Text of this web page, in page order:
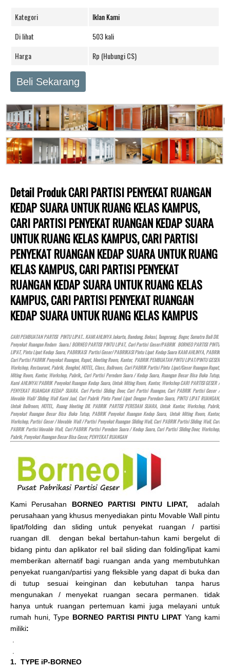
Kategori
Iklan Kami
Di lihat
503 kali
Harga
Rp (Hubungi CS)
Beli Sekarang
Detail Produk CARI PARTISI PENYEKAT RUANGAN
KEDAP SUARA UNTUK RUANG KELAS KAMPUS,
CARI PARTISI PENYEKAT RUANGAN KEDAP SUARA
UNTUK RUANG KELAS KAMPUS, CARI PARTISI
PENYEKAT RUANGAN KEDAP SUARA UNTUK RUANG
KELAS KAMPUS, CARI PARTISI PENYEKAT
RUANGAN KEDAP SUARA UNTUK RUANG KELAS
KAMPUS, CARI PARTISI PENYEKAT RUANGAN
KEDAP SUARA UNTUK RUANG KELAS KAMPUS
CARI PEMBUATAN PARTISI PINTU LIPAT.. KAMI AHLINYA Jakarta, Bandung, Bekasi, Tangerang, Bogor, Sumatra Bali Dll.
Penyekat Ruangan Redam Suara.! BORNEO PARTISI PINTU LIPAT, Cari Partisi Geser/PABRIK BORNEO PARTISI PINTU
LIPAT, Pintu Lipat Kedap Suara, PABRIKASI Partisi Geser/ PABRIKASI Pintu Lipat Kedap Suara KAMI AHLINYA, PABRIK
Cari Partisi PABRIK Penyekat Ruangan, Rapat, Meeting Room, Kantor, PABRIK PEMBUATAN PINTU LIPAT/PINTU GESER
Workshop, Restaurant, Pabrik, Bengkel,HOTEL, Class, Ballroom, Cari PABRIK Partisi Pintu Lipat/Geser Ruangan Rapat,
Miting Room, Kantor, Workshop, Pabrik,, Cari Partisi Peredam Suara / Kedap Suara, Ruangan Besar Bisa Buka Tutup,
Kami AHLINYA! PABRIK Penyekat Ruangan Kedap Suara, Untuk Miting Room, Kantor, Workshop CARI PARTISI GESER /
PENYEKAT RUANGAN KEDAP SUARA. Cari Partisi Sliding Door, Cari Partisi Ruangan, Cari PABRIK Partisi Geser /
Movable Wall/ Sliding Wall Kami Jual, Cari Pabrik Pintu Panel Lipat Dengan Peredam Suara, PINTU LIPAT RUANGAN,
Untuk Ballroom,HOTEL, Ruang Meeting Dll. PABRIK PARTISI PEREDAM SUARA, Untuk Kantor, Workshop, Pabrik,
Penyekat Ruangan Besar Bisa Buka Tutup, PABRIK Penyekat Ruangan Kedap Suara, Untuk Miting Room, Kantor,
Workshop, Partisi Geser / Movable Wall / Partisi Penyekat Ruangan Sliding Wall, Cari PABRIK Partisi Sliding Wall, Cari
PABRIK Partisi Movable Wall, Cari PABRIK Partisi Peredam Suara / Kedap Suara, Cari Partisi Sliding Door, Workshop,
Pabrik, Penyekat Ruangan Besar Bisa Geser, PENYEKAT RUANGAN
Kami Perusahan BORNEO PARTISI PINTU LIPAT, adalah
perusahaan yang khusus menyediakan pintu Movable Wall pintu
lipat/folding dan sliding untuk penyekat ruangan / partisi
ruangan dll. dengan bekal bertahun-tahun kami bergelut di
bidang pintu dan aplikator rel bail sliding dan folding/lipat kami
memberikan alternatif bagi ruangan anda yang membutuhkan
penyekat ruangan/partisi yang fleksible yang dapat di buka dan
di tutup sesuai keinginan dan kebutuhan tanpa harus
mengunakan / menyekat ruangan secara permanen. tidak
hanya untuk ruangan pertemuan kami juga melayani untuk
rumah huni, Type BORNEO PARTISI PINTU LIPAT Yang kami
miliki:
1. TYPE iP-BORNEO